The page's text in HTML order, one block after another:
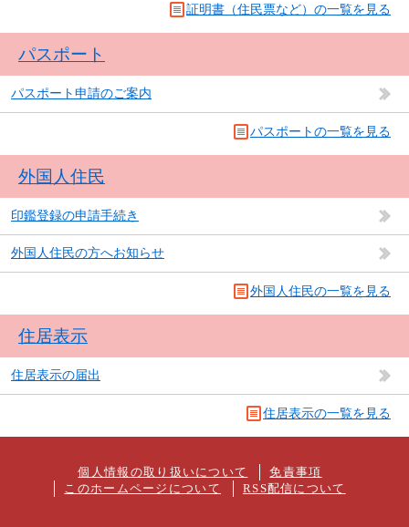
証明書（住民票など）の一覧を見る
パスポート
パスポート申請のご案内
パスポートの一覧を見る
外国人住民
印鑑登録の申請手続き
外国人住民の方へお知らせ
外国人住民の一覧を見る
住居表示
住居表示の届出
住居表示の一覧を見る
個人情報の取り扱いについて
免責事項
このホームページについて
RSS配信について